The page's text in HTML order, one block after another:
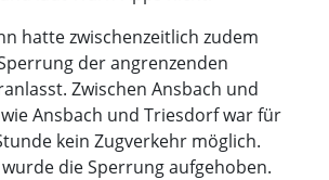
hatte zwischenzeitlich zudem
der angrenzenden
Zwischen Ansbach und
Ansbach und Triesdorf war für
kein Zugverkehr möglich.
die Sperrung aufgehoben.